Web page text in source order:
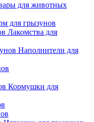
для животных
для грызунов
Лакомства для
Наполнители для
Кормушки для